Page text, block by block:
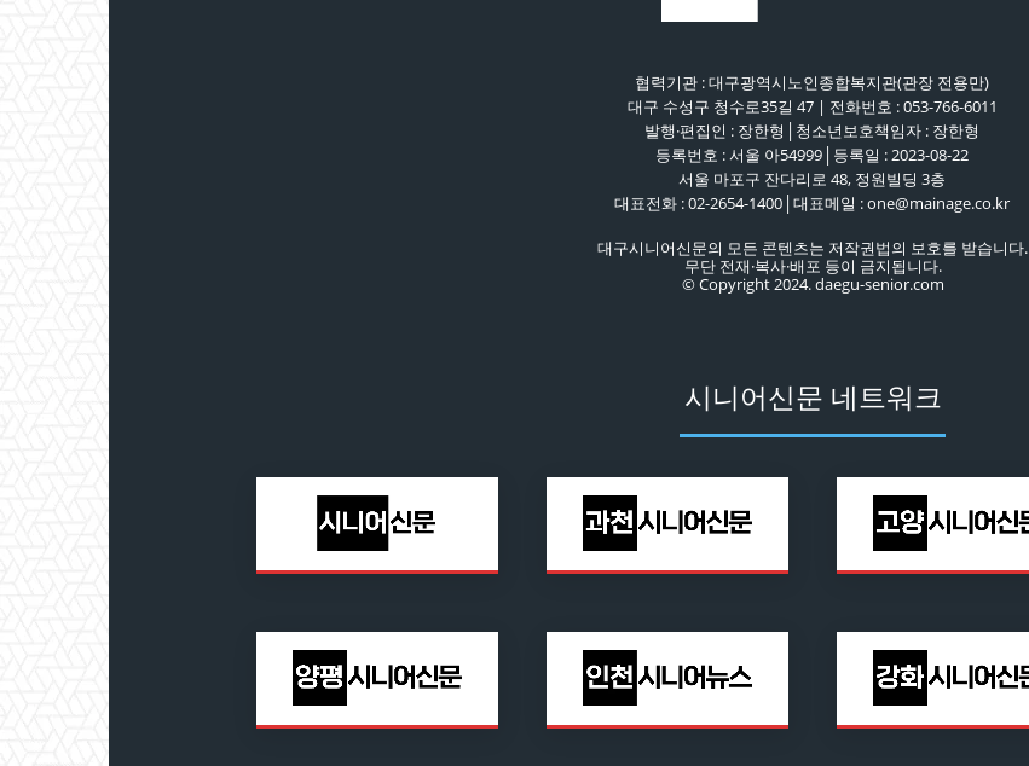
협력기관 : 대구광역시노인종합복지관(관장 전용만)
대구 수성구 청수로35길 47 | 전화번호 : 053-766-6011
발행·편집인 : 장한형│청소년보호책임자 : 장한형
등록번호 : 서울 아54999│등록일 : 2023-08-22
서울 마포구 잔다리로 48, 정원빌딩 3층
대표전화 : 02-2654-1400│대표메일 : one@mainage.co.kr
대구시니어신문의 모든 콘텐츠는 저작권법의 보호를 받습니다.
무단 전재·복사·배포 등이 금지됩니다.
© Copyright 2024. daegu-senior.com
시니어신문 네트워크